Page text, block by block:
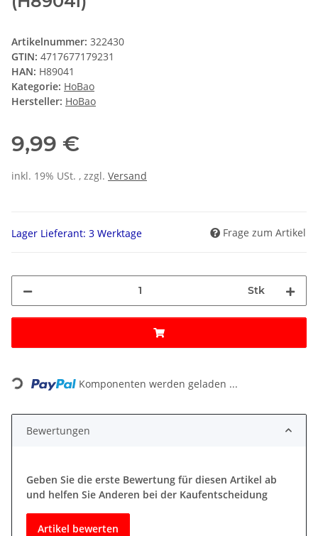
Artikelnummer: 322430
GTIN: 4717677179231
HAN: H89041
Kategorie: HoBao
Hersteller: HoBao
9,99 €
inkl. 19% USt. , zzgl. Versand
Lager Lieferant: 3 Werktage Frage zum Artikel
Stk
Komponenten werden geladen ...
Bewertungen
Geben Sie die erste Bewertung für diesen Artikel ab
und helfen Sie Anderen bei der Kaufentscheidung
Artikel bewerten